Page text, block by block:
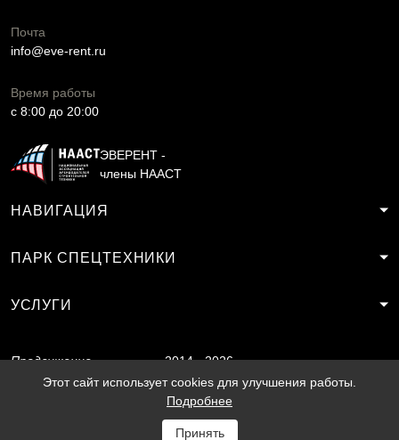
Почта
info@eve-rent.ru
Время работы
c 8:00 до 20:00
ЭВЕРЕНТ -
члены НААСТ
НАВИГАЦИЯ
ПАРК СПЕЦТЕХНИКИ
УСЛУГИ
Продвижение
сайтаSF.RU
2014 - 2026
Этот сайт использует cookies для улучшения работы.
Подробнее
Принять